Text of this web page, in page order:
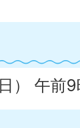
） 午前